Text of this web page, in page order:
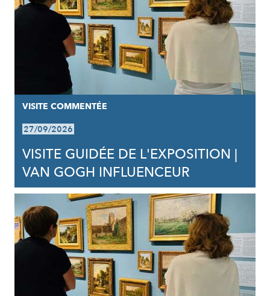
VISITE COMMENTÉE
27/09/2026
VISITE GUIDÉE DE L'EXPOSITION |
VAN GOGH INFLUENCEUR